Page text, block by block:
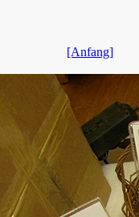
[Anfang]